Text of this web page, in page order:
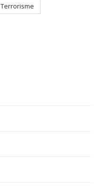
Terrorisme